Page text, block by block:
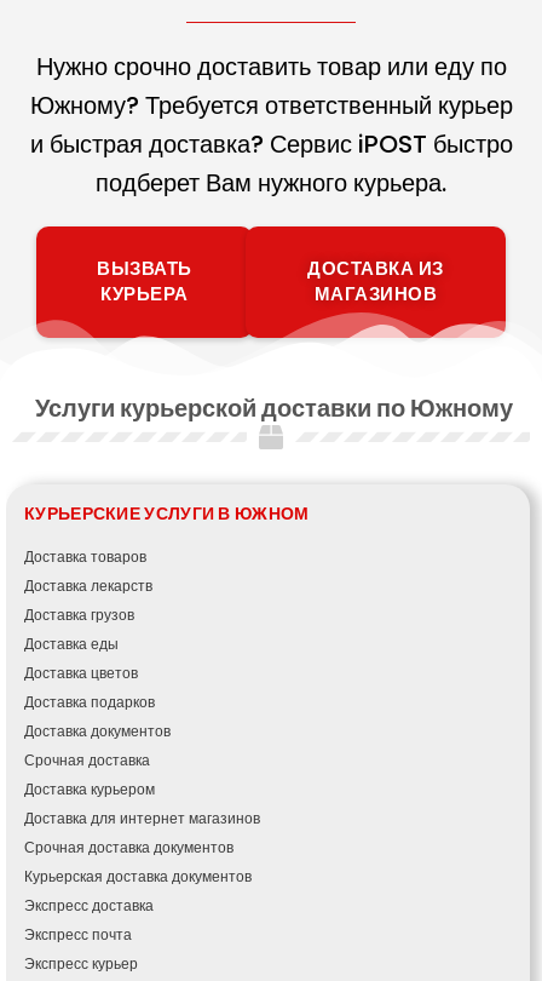
Нужно срочно доставить товар или еду по
Южному? Требуется ответственный курьер
и быстрая доставка? Сервис iPOST быстро
подберет Вам нужного курьера.
ВЫЗВАТЬ
КУРЬЕРА
ДОСТАВКА ИЗ
МАГАЗИНОВ
Услуги курьерской доставки по Южному
КУРЬЕРСКИЕ УСЛУГИ В ЮЖНОМ
Доставка товаров
Доставка лекарств
Доставка грузов
Доставка еды
Доставка цветов
Доставка подарков
Доставка документов
Срочная доставка
Доставка курьером
Доставка для интернет магазинов
Срочная доставка документов
Курьерская доставка документов
Экспресс доставка
Экспресс почта
Экспресс курьер